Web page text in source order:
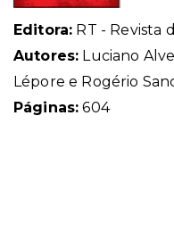
Editora: RT - Revista
Autores: Luciano
Lépore e Rogério
Páginas: 604